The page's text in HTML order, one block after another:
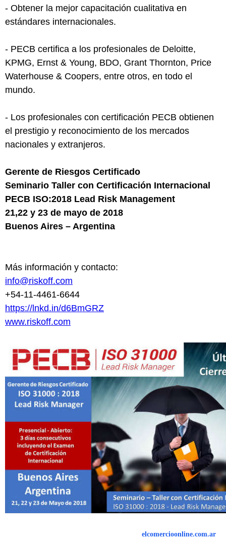
- Obtener la mejor capacitación cualitativa en
estándares internacionales.
- PECB certifica a los profesionales de Deloitte,
KPMG, Ernst & Young, BDO, Grant Thornton, Price
Waterhouse & Coopers, entre otros, en todo el
mundo.
- Los profesionales con certificación PECB obtienen
el prestigio y reconocimiento de los mercados
nacionales y extranjeros.
Gerente de Riesgos Certificado
Seminario Taller con Certificación Internacional
PECB ISO:2018 Lead Risk Management
21,22 y 23 de mayo de 2018
Buenos Aires – Argentina
Más información y contacto:
info@riskoff.com
+54-11-4461-6644
https://lnkd.in/d6BmGRZ
www.riskoff.com
elcomercioonline.com.ar